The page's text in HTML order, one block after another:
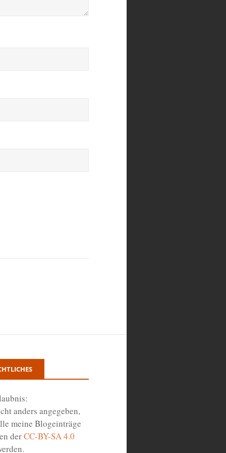
anders angegeben,
meine Blogeinträge
derCC-BY-SA 4.0